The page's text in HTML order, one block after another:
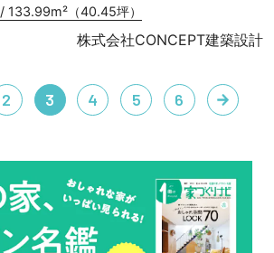
/ 133.99m²（40.45坪）
株式会社CONCEPT建築設計
2 3 4 5 6